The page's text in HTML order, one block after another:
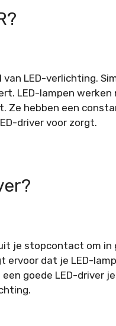
LED-verlichting.
LED-lampen
hebben een
driver voor zorgt.
je stopcontact om in
ervoor dat je LED-
goede LED-driver